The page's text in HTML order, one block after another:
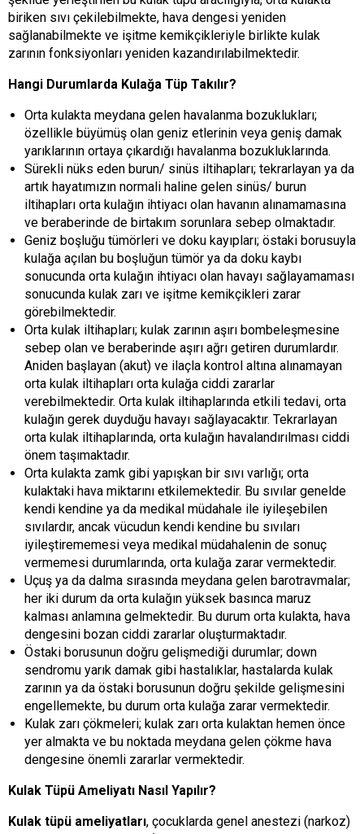
biriken sıvı çekilebilmekte, hava dengesi yeniden
sağlanabilmekte ve işitme kemikçikleriyle birlikte kulak
zarının fonksiyonları yeniden kazandırılabilmektedir.
Hangi Durumlarda Kulağa Tüp Takılır?
Orta kulakta meydana gelen havalanma bozuklukları;
özellikle büyümüş olan geniz etlerinin veya geniş damak
yarıklarının ortaya çıkardığı havalanma bozukluklarında.
Sürekli nüks eden burun/ sinüs iltihapları; tekrarlayan ya da
artık hayatımızın normali haline gelen sinüs/ burun
iltihapları orta kulağın ihtiyacı olan havanın alınamamasına
ve beraberinde de birtakım sorunlara sebep olmaktadır.
Geniz boşluğu tümörleri ve doku kayıpları; östaki borusuyla
kulağa açılan bu boşluğun tümör ya da doku kaybı
sonucunda orta kulağın ihtiyacı olan havayı sağlayamaması
sonucunda kulak zarı ve işitme kemikçikleri zarar
görebilmektedir.
Orta kulak iltihapları; kulak zarının aşırı bombeleşmesine
sebep olan ve beraberinde aşırı ağrı getiren durumlardır.
Aniden başlayan (akut) ve ilaçla kontrol altına alınamayan
orta kulak iltihapları orta kulağa ciddi zararlar
verebilmektedir. Orta kulak iltihaplarında etkili tedavi, orta
kulağın gerek duyduğu havayı sağlayacaktır. Tekrarlayan
orta kulak iltihaplarında, orta kulağın havalandırılması ciddi
önem taşımaktadır.
Orta kulakta zamk gibi yapışkan bir sıvı varlığı; orta
kulaktaki hava miktarını etkilemektedir. Bu sıvılar genelde
kendi kendine ya da medikal müdahale ile iyileşebilen
sıvılardır, ancak vücudun kendi kendine bu sıvıları
iyileştirememesi veya medikal müdahalenin de sonuç
vermemesi durumlarında, orta kulağa zarar vermektedir.
Uçuş ya da dalma sırasında meydana gelen barotravmalar;
her iki durum da orta kulağın yüksek basınca maruz
kalması anlamına gelmektedir. Bu durum orta kulakta, hava
dengesini bozan ciddi zararlar oluşturmaktadır.
Östaki borusunun doğru gelişmediği durumlar; down
sendromu yarık damak gibi hastalıklar, hastalarda kulak
zarının ya da östaki borusunun doğru şekilde gelişmesini
engellemekte, bu durum orta kulağa zarar vermektedir.
Kulak zarı çökmeleri; kulak zarı orta kulaktan hemen önce
yer almakta ve bu noktada meydana gelen çökme hava
dengesine önemli zararlar vermektedir.
Kulak Tüpü Ameliyatı Nasıl Yapılır?
Kulak tüpü ameliyatları, çocuklarda genel anestezi (narkoz)